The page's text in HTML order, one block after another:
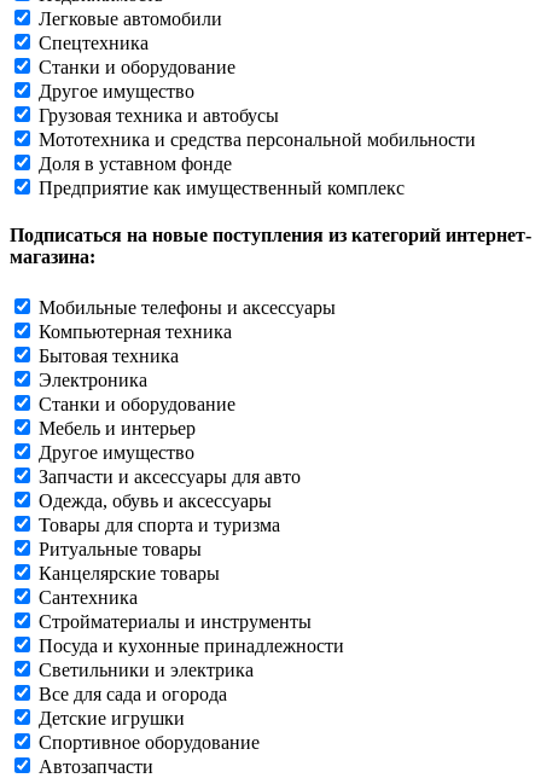
Легковые автомобили
Спецтехника
Станки и оборудование
Другое имущество
Грузовая техника и автобусы
Мототехника и средства персональной мобильности
Доля в уставном фонде
Предприятие как имущественный комплекс
Подписаться на новые поступления из категорий интернет-
магазина:
Мобильные телефоны и аксессуары
Компьютерная техника
Бытовая техника
Электроника
Станки и оборудование
Мебель и интерьер
Другое имущество
Запчасти и аксессуары для авто
Одежда, обувь и аксессуары
Товары для спорта и туризма
Ритуальные товары
Канцелярские товары
Сантехника
Стройматериалы и инструменты
Посуда и кухонные принадлежности
Светильники и электрика
Все для сада и огорода
Детские игрушки
Спортивное оборудование
Автозапчасти